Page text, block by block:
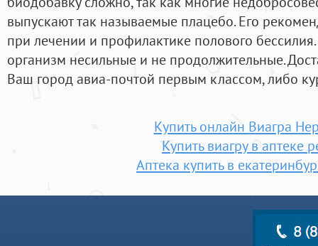
выпускают так называемые плацебо. Его
при лечении и профилактике полового
организм несильные и не продолжительные.
Ваш город авиа-почтой первым классом, либо
Купить онлайн Виагра
Купить виагру в аптеке
Аптека купить в